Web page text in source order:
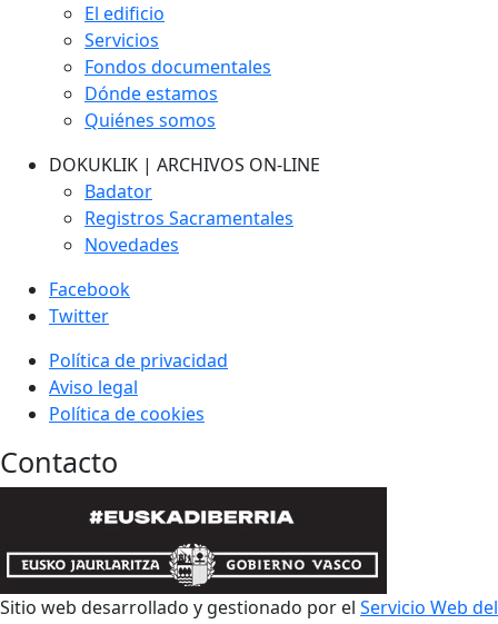
El edificio
Servicios
Fondos documentales
Dónde estamos
Quiénes somos
DOKUKLIK | ARCHIVOS ON-LINE
Badator
Registros Sacramentales
Novedades
Facebook
Twitter
Política de privacidad
Aviso legal
Política de cookies
Contacto
Sitio web desarrollado y gestionado por el Servicio Web del